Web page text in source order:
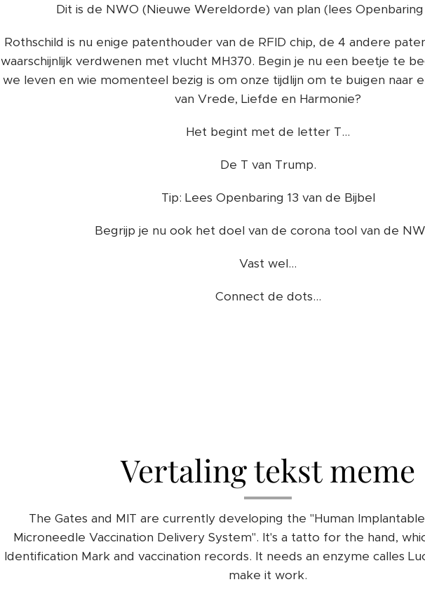
Dit is de NWO (Nieuwe Wereldorde) van plan (lees Openbaring
Rothschild is nu enige patenthouder van de RFID chip, de 4 andere
waarschijnlijk verdwenen met vlucht MH370. Begin je nu een beetje te
we leven en wie momenteel bezig is om onze tijdlijn om te buigen naar
van Vrede, Liefde en Harmonie?
Het begint met de letter T...
De T van Trump.
Tip: Lees Openbaring 13 van de Bijbel
Begrijp je nu ook het doel van de corona tool van de
Vast wel...
Connect de dots...
Vertaling tekst meme
The Gates and MIT are currently developing the "Human
Microneedle Vaccination Delivery System". It's a tatto for the hand,
Identification Mark and vaccination records. It needs an enzyme calles
make it work.